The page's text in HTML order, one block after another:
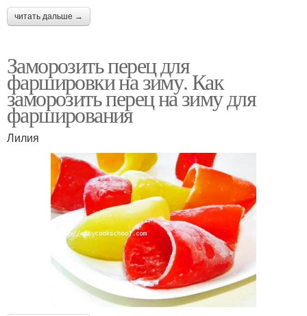
читать дальше →
Заморозить перец для
фаршировки на зиму. Как
заморозить перец на зиму для
фарширования
Лилия